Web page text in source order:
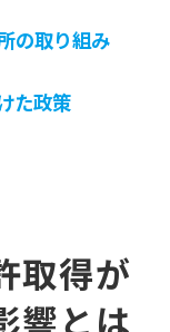
の取り組み
た政策
取得が